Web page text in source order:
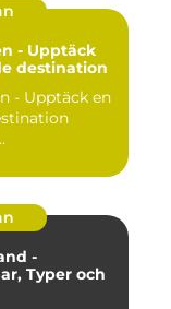
- Upptäck
destination
- Upptäck en
...
-
Typer och